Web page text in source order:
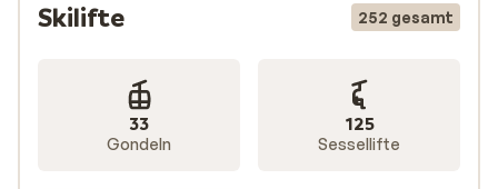
Skilifte 252 gesamt
33
Gondeln
125
Sessellifte